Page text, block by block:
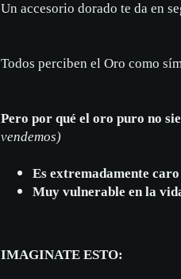
Un accesorio dorado te da en
Todos perciben el Oro como
Pero por qué el oro puro no
vendemos)
Es extremadamente caro
Muy vulnerable en la
IMAGINATE ESTO: